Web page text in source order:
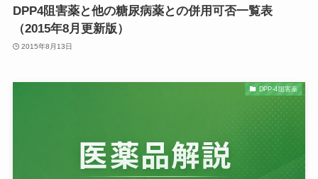
DPP4阻害薬と他の糖尿病薬との併用可否一覧表
（2015年8月更新版）
2015年8月13日
DPP-4阻害薬